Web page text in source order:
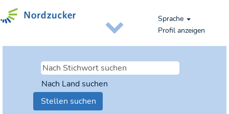
Sprache
Profil anzeigen
Nach Land suchen